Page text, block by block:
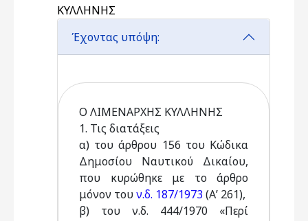
ΚΥΛΛΗΝΗΣ
Έχοντας υπόψη:
Ο ΛΙΜΕΝΑΡΧΗΣ ΚΥΛΛΗΝΗΣ
1. Τις διατάξεις
α) του άρθρου 156 του Κώδικα
Δημοσίου Ναυτικού Δικαίου,
που κυρώθηκε με το άρθρο
μόνον του ν.δ. 187/1973 (Α’ 261),
β) του ν.δ. 444/1970 «Περί